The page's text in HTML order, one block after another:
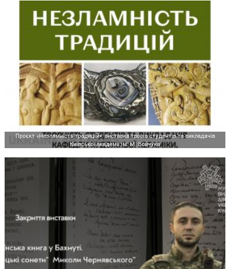
Проєкт «Незламність традицій»: виставка творів студентів та викладачів
Київської академії ім. М. Бойчука